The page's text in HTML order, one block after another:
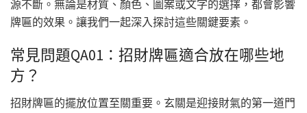
源不斷。無論是材質、顏色、圖案或文字的選擇，都會影響
牌匾的效果。讓我們一起深入探討這些關鍵要素。
常見問題QA01：招財牌匾適合放在哪些地
方？
招財牌匾的擺放位置至關重要。玄關是迎接財氣的第一道門